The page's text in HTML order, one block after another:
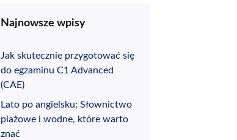
Najnowsze wpisy
Jak skutecznie przygotować się
do egzaminu C1 Advanced
(CAE)
Lato po angielsku: Słownictwo
plażowe i wodne, które warto
znać